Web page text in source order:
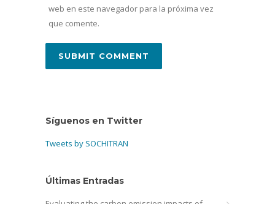
web en este navegador para la próxima vez
que comente.
Síguenos en Twitter
Tweets by SOCHITRAN
Últimas Entradas